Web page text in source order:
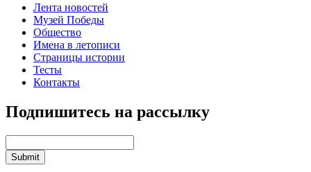
Лента новостей
Музей Победы
Общество
Имена в летописи
Страницы истории
Тесты
Контакты
Подпишитесь на рассылку